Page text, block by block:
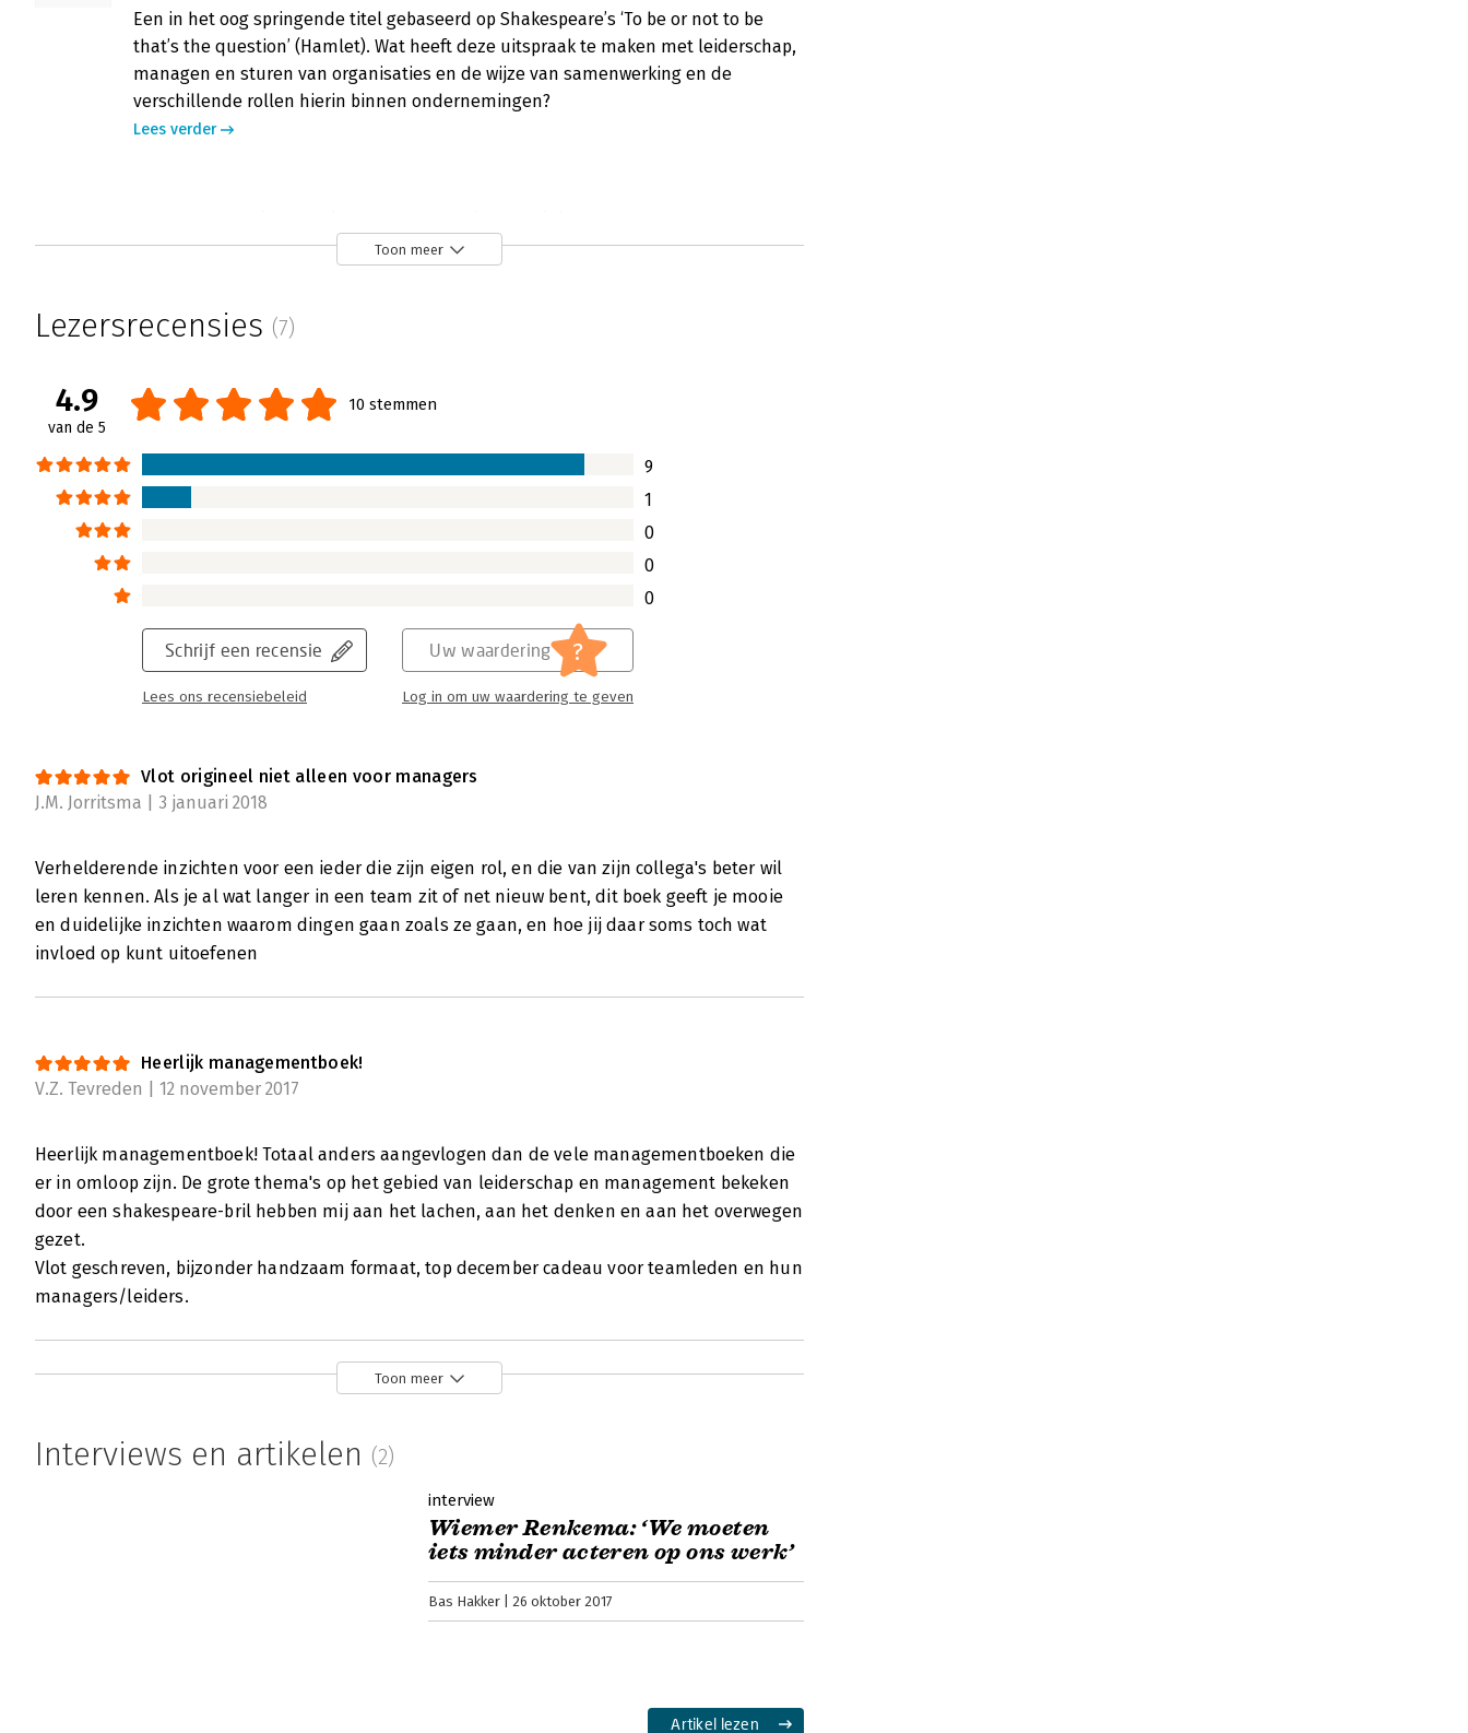
Een in het oog springende titel gebaseerd op Shakespeare’s ‘To be or not to be
that’s the question’ (Hamlet). Wat heeft deze uitspraak te maken met leiderschap,
managen en sturen van organisaties en de wijze van samenwerking en de
verschillende rollen hierin binnen ondernemingen?
Lees verder
Peter de Roode | 18 oktober 2017
stukken die Shakespeare heeft geschreven. Die stukken zijn geenszins verouderd
maar hebben nog steeds betekenis voor het heden.
Toon meer
Lezersrecensies (7)
4.9
van de 5
10 stemmen
9
1
0
0
0
Schrijf een recensie
Lees ons recensiebeleid
Uw waardering ?
Log in om uw waardering te geven
Vlot origineel niet alleen voor managers
J.M. Jorritsma | 3 januari 2018
Verhelderende inzichten voor een ieder die zijn eigen rol, en die van zijn collega's beter wil
leren kennen. Als je al wat langer in een team zit of net nieuw bent, dit boek geeft je mooie
en duidelijke inzichten waarom dingen gaan zoals ze gaan, en hoe jij daar soms toch wat
invloed op kunt uitoefenen
Heerlijk managementboek!
V.Z. Tevreden | 12 november 2017
Heerlijk managementboek! Totaal anders aangevlogen dan de vele managementboeken die
er in omloop zijn. De grote thema's op het gebied van leiderschap en management bekeken
door een shakespeare-bril hebben mij aan het lachen, aan het denken en aan het overwegen
gezet.
Vlot geschreven, bijzonder handzaam formaat, top december cadeau voor teamleden en hun
managers/leiders.
Toon meer
Interviews en artikelen (2)
interview
Wiemer Renkema: ‘We moeten
iets minder acteren op ons werk’
Bas Hakker 26 oktober 2017
Artikel lezen